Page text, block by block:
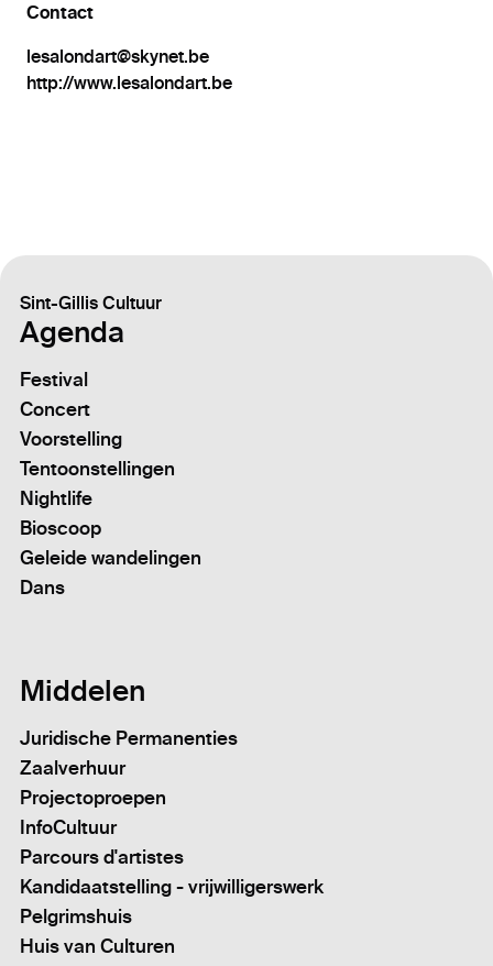
Contact
lesalondart@skynet.be
http://www.lesalondart.be
Sint-Gillis Cultuur
Agenda
Festival
Concert
Voorstelling
Tentoonstellingen
Nightlife
Bioscoop
Geleide wandelingen
Dans
Middelen
Juridische Permanenties
Zaalverhuur
Projectoproepen
InfoCultuur
Parcours d'artistes
Kandidaatstelling - vrijwilligerswerk
Pelgrimshuis
Huis van Culturen